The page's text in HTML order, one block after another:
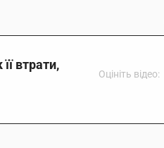
втрати,
Оцініть відео: